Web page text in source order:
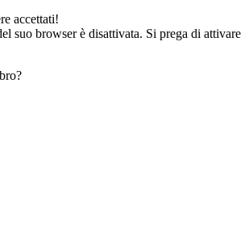
accettati!
suo browser è disattivata. Si prega di attivare